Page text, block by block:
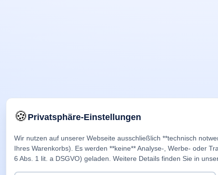
🍪Privatsphäre-Einstellungen
Wir nutzen auf unserer Webseite ausschließlich **technisch
Ihres Warenkorbs). Es werden **keine** Analyse-, Werbe- oder
6 Abs. 1 lit. a DSGVO) geladen. Weitere Details finden Sie in